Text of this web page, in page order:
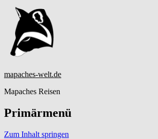
mapaches-welt.de
Mapaches Reisen
Primärmenü
Zum Inhalt springen